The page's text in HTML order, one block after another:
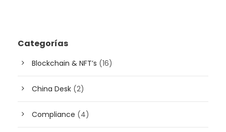
Categorías
Blockchain & NFT’s (16)
China Desk (2)
Compliance (4)